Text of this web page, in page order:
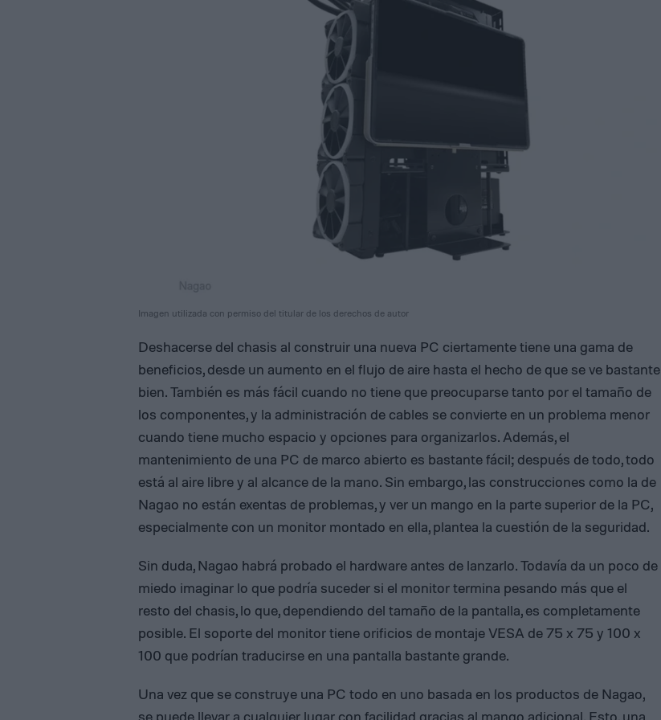
Imagen utilizada con permiso del titular de los derechos de autor
Deshacerse del chasis al construir una nueva PC ciertamente tiene una gama de
beneficios, desde un aumento en el flujo de aire hasta el hecho de que se ve bastante
bien. También es más fácil cuando no tiene que preocuparse tanto por el tamaño de
los componentes, y la administración de cables se convierte en un problema menor
cuando tiene mucho espacio y opciones para organizarlos. Además, el
mantenimiento de una PC de marco abierto es bastante fácil; después de todo, todo
está al aire libre y al alcance de la mano. Sin embargo, las construcciones como la de
Nagao no están exentas de problemas, y ver un mango en la parte superior de la PC,
especialmente con un monitor montado en ella, plantea la cuestión de la seguridad.
Sin duda, Nagao habrá probado el hardware antes de lanzarlo. Todavía da un poco de
miedo imaginar lo que podría suceder si el monitor termina pesando más que el
resto del chasis, lo que, dependiendo del tamaño de la pantalla, es completamente
posible. El soporte del monitor tiene orificios de montaje VESA de 75 x 75 y 100 x
100 que podrían traducirse en una pantalla bastante grande.
Una vez que se construye una PC todo en uno basada en los productos de Nagao,
se puede llevar a cualquier lugar con facilidad gracias al mango adicional. Esto, una